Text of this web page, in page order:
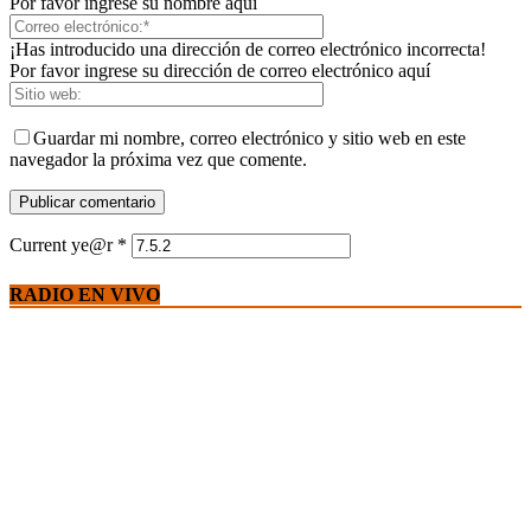
¡Has introducido una dirección de correo electrónico incorrecta!
Por favor ingrese su dirección de correo electrónico aquí
Guardar mi nombre, correo electrónico y sitio web en este
navegador la próxima vez que comente.
Current ye@r *
RADIO EN VIVO